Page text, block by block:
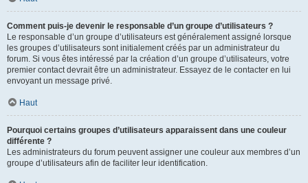
Comment puis-je devenir le responsable d’un groupe d’utilisateurs ?
Le responsable d’un groupe d’utilisateurs est généralement assigné lorsque
les groupes d’utilisateurs sont initialement créés par un administrateur du
forum. Si vous êtes intéressé par la création d’un groupe d’utilisateurs, votre
premier contact devrait être un administrateur. Essayez de le contacter en lui
envoyant un message privé.
Haut
Pourquoi certains groupes d’utilisateurs apparaissent dans une couleur
différente ?
Les administrateurs du forum peuvent assigner une couleur aux membres d’un
groupe d’utilisateurs afin de faciliter leur identification.